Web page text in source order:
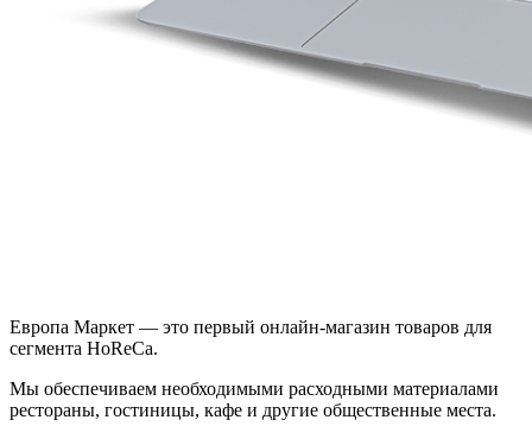
Европа Маркет — это первый онлайн-магазин товаров для
сегмента HoReCa.
Мы обеспечиваем необходимыми расходными материалами
рестораны, гостиницы, кафе и другие общественные места.